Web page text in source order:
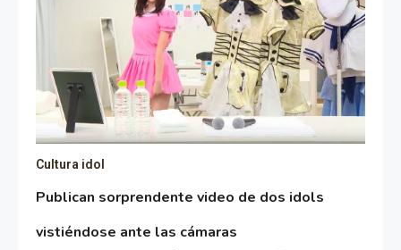
Cultura idol
Publican sorprendente video de dos idols
vistiéndose ante las cámaras